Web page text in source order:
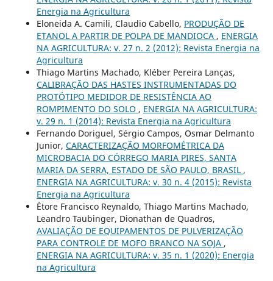
Energia na Agricultura
Eloneida A. Camili, Claudio Cabello, PRODUÇÃO DE
ETANOL A PARTIR DE POLPA DE MANDIOCA , ENERGIA
NA AGRICULTURA: v. 27 n. 2 (2012): Revista Energia na
Agricultura
Thiago Martins Machado, Kléber Pereira Lanças,
CALIBRAÇÃO DAS HASTES INSTRUMENTADAS DO
PROTÓTIPO MEDIDOR DE RESISTÊNCIA AO
ROMPIMENTO DO SOLO , ENERGIA NA AGRICULTURA:
v. 29 n. 1 (2014): Revista Energia na Agricultura
Fernando Doriguel, Sérgio Campos, Osmar Delmanto
Junior, CARACTERIZAÇÃO MORFOMÉTRICA DA
MICROBACIA DO CÓRREGO MARIA PIRES, SANTA
MARIA DA SERRA, ESTADO DE SÃO PAULO, BRASIL ,
ENERGIA NA AGRICULTURA: v. 30 n. 4 (2015): Revista
Energia na Agricultura
Étore Francisco Reynaldo, Thiago Martins Machado,
Leandro Taubinger, Dionathan de Quadros,
AVALIAÇÃO DE EQUIPAMENTOS DE PULVERIZAÇÃO
PARA CONTROLE DE MOFO BRANCO NA SOJA ,
ENERGIA NA AGRICULTURA: v. 35 n. 1 (2020): Energia
na Agricultura